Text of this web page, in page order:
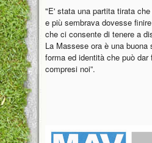
"E' stata una partita tirata
e più sembrava dovesse
che ci consente di tenere a
La Massese ora è una buona
forma ed identità che può dar
compresi noi”.